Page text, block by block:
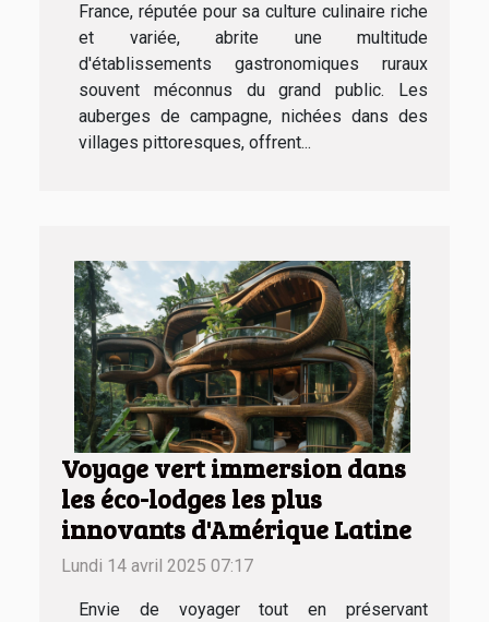
France, réputée pour sa culture culinaire riche
et variée, abrite une multitude
d'établissements gastronomiques ruraux
souvent méconnus du grand public. Les
auberges de campagne, nichées dans des
villages pittoresques, offrent...
Voyage vert immersion dans
les éco-lodges les plus
innovants d'Amérique Latine
Lundi 14 avril 2025 07:17
Envie de voyager tout en préservant